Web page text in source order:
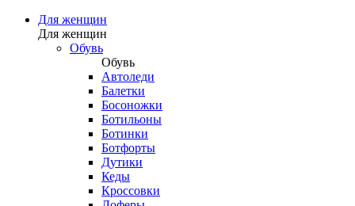
Для женщин
Для женщин
Обувь
Обувь
Автоледи
Балетки
Босоножки
Ботильоны
Ботинки
Ботфорты
Дутики
Кеды
Кроссовки